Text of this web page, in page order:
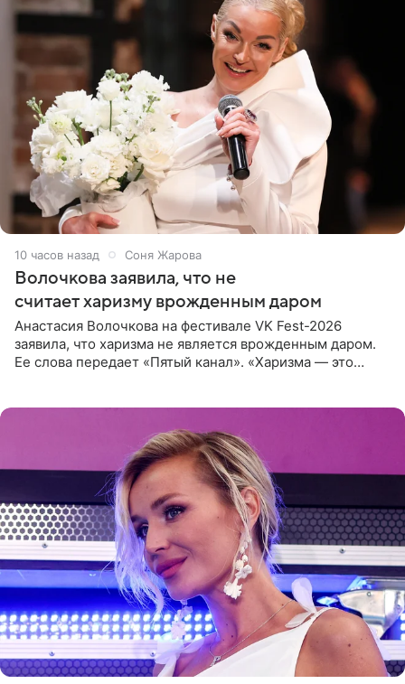
10 часов назад Соня Жарова
Волочкова заявила, что не
считает харизму врожденным даром
Анастасия Волочкова на фестивале VK Fest-2026
заявила, что харизма не является врожденным даром.
Ее слова передает «Пятый канал». «Харизма — это